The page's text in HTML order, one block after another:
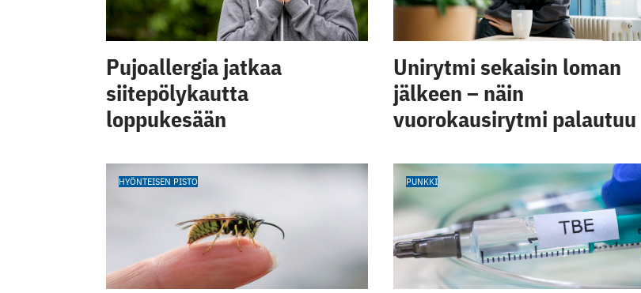
Pujoallergia jatkaa
siitepölykautta
loppukesään
Unirytmi sekaisin loman
jälkeen – näin
vuorokausirytmi palautuu
HYÖNTEISEN PISTO PUNKKI